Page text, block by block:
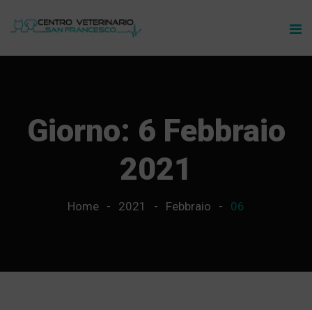
Giorno: 6 Febbraio
2021
Home 2021 Febbraio 06